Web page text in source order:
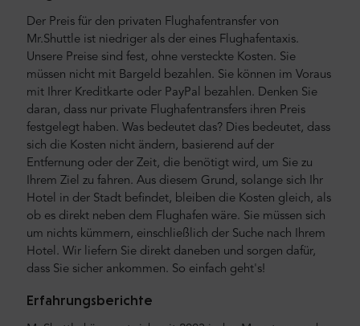
Der Preis für den privaten Flughafentransfer von
Mr.Shuttle ist niedriger als der eines Flughafentaxis.
Unsere Preise sind fest, ohne versteckte Kosten. Sie
müssen nicht mit Bargeld bezahlen. Sie können im Voraus
mit Ihrer Kreditkarte oder PayPal bezahlen. Denken Sie
daran, dass nur private Flughafentransfers ihren Preis
festgelegt haben. Was bedeutet das? Dies bedeutet, dass
sich die Kosten nicht ändern, basierend auf der
Entfernung oder der Zeit, die benötigt wird, um Sie zu
Ihrem Ziel zu fahren. Aus diesem Grund, solange sich Ihr
Hotel in der Stadt befindet, bleiben die Kosten gleich, als
ob es direkt neben dem Flughafen wäre. Sie müssen sich
um nichts kümmern, einschließlich der Suche nach Ihrem
Hotel. Wir liefern Sie direkt daneben und sorgen dafür,
dass Sie sicher ankommen. So einfach geht's!
Erfahrungsberichte